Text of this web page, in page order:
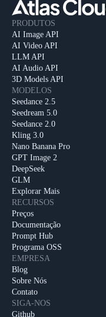
PRODUTOS
AI Image API
AI Video API
LLM API
AI Audio API
3D Models API
MODELOS
Seedance 2.5
Seedream 5.0
Seedance 2.0
Kling 3.0
Nano Banana Pro
GPT Image 2
DeepSeek
GLM
Explorar Mais
RECURSOS
Preços
Documentação
Prompt Hub
Programa OSS
EMPRESA
Blog
Sobre Nós
Contato
SIGA-NOS
Github